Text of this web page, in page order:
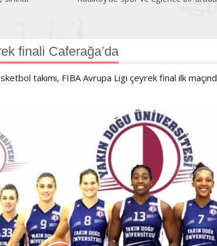
finali Caferağa’da
takımı, FIBA Avrupa Ligi çeyrek final ilk